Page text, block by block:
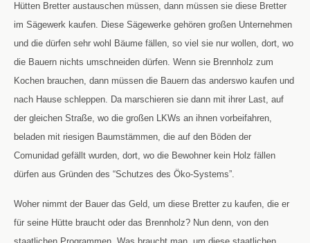
Hütten Bretter austauschen müssen, dann müssen sie diese Bretter
im Sägewerk kaufen. Diese Sägewerke gehören großen Unternehmen
und die dürfen sehr wohl Bäume fällen, so viel sie nur wollen, dort, wo
die Bauern nichts umschneiden dürfen. Wenn sie Brennholz zum
Kochen brauchen, dann müssen die Bauern das anderswo kaufen und
nach Hause schleppen. Da marschieren sie dann mit ihrer Last, auf
der gleichen Straße, wo die großen LKWs an ihnen vorbeifahren,
beladen mit riesigen Baumstämmen, die auf den Böden der
Comunidad gefällt wurden, dort, wo die Bewohner kein Holz fällen
dürfen aus Gründen des “Schutzes des Öko-Systems”.
Woher nimmt der Bauer das Geld, um diese Bretter zu kaufen, die er
für seine Hütte braucht oder das Brennholz? Nun denn, von den